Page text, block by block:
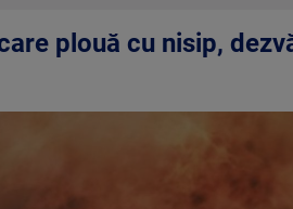
plouă cu nisip,